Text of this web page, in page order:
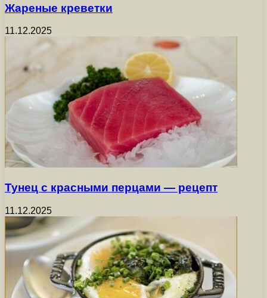
Жареные креветки
11.12.2025
Тунец с красными перцами — рецепт
11.12.2025